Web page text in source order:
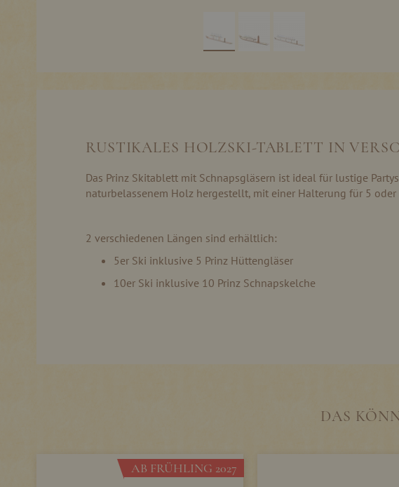
RUSTIKALES HOLZSKI-TABLETT IN
Das Prinz Skitablett mit Schnapsgläsern ist ideal für lustige
naturbelassenem Holz hergestellt, mit einer Halterung für 5 oder
2 verschiedenen Längen sind erhältlich:
5er Ski inklusive 5 Prinz Hüttengläser
10er Ski inklusive 10 Prinz Schnapskelche
DAS
AB FRÜHLING 2027